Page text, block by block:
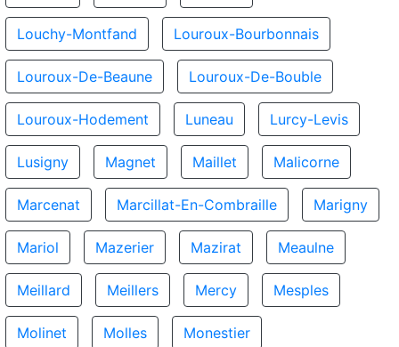
Louchy-Montfand Louroux-Bourbonnais
Louroux-De-Beaune Louroux-De-Bouble
Louroux-Hodement Luneau Lurcy-Levis
Lusigny Magnet Maillet Malicorne
Marcenat Marcillat-En-Combraille Marigny
Mariol Mazerier Mazirat Meaulne
Meillard Meillers Mercy Mesples
Molinet Molles Monestier